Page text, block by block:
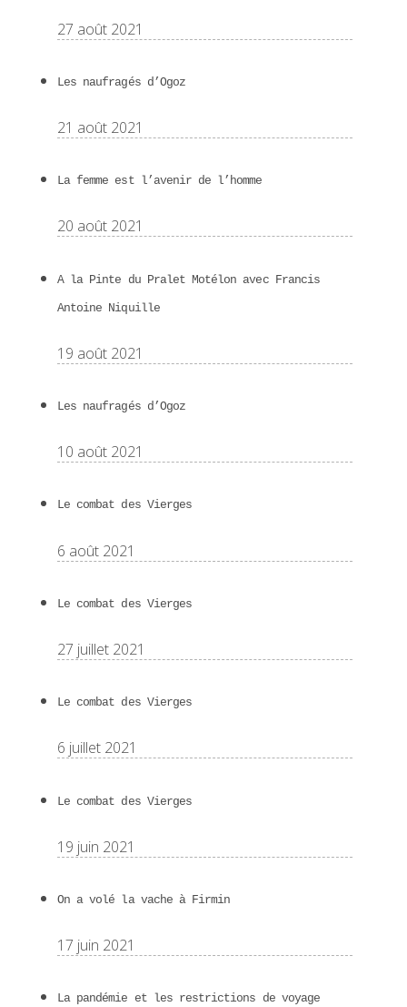
27 août 2021
Les naufragés d’Ogoz
21 août 2021
La femme est l’avenir de l’homme
20 août 2021
A la Pinte du Pralet Motélon avec Francis
Antoine Niquille
19 août 2021
Les naufragés d’Ogoz
10 août 2021
Le combat des Vierges
6 août 2021
Le combat des Vierges
27 juillet 2021
Le combat des Vierges
6 juillet 2021
Le combat des Vierges
19 juin 2021
On a volé la vache à Firmin
17 juin 2021
La pandémie et les restrictions de voyage